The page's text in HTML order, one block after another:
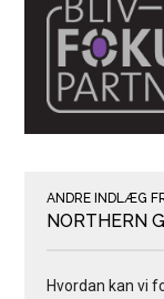
ANDRE INDLÆG
NORTHERN
Hvordan kan vi